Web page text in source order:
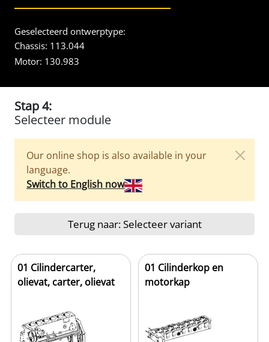
Geselecteerd ontwerptype:
Chassis: 113.044
Motor: 130.983
Stap 4:
Selecteer module
Our online shop is also available in your
language.
Switch to English now
Terug naar: Selecteer variant
01 Cilindercarter,
olievat, carter, olievat
01 Cilinderkop en
motorkap